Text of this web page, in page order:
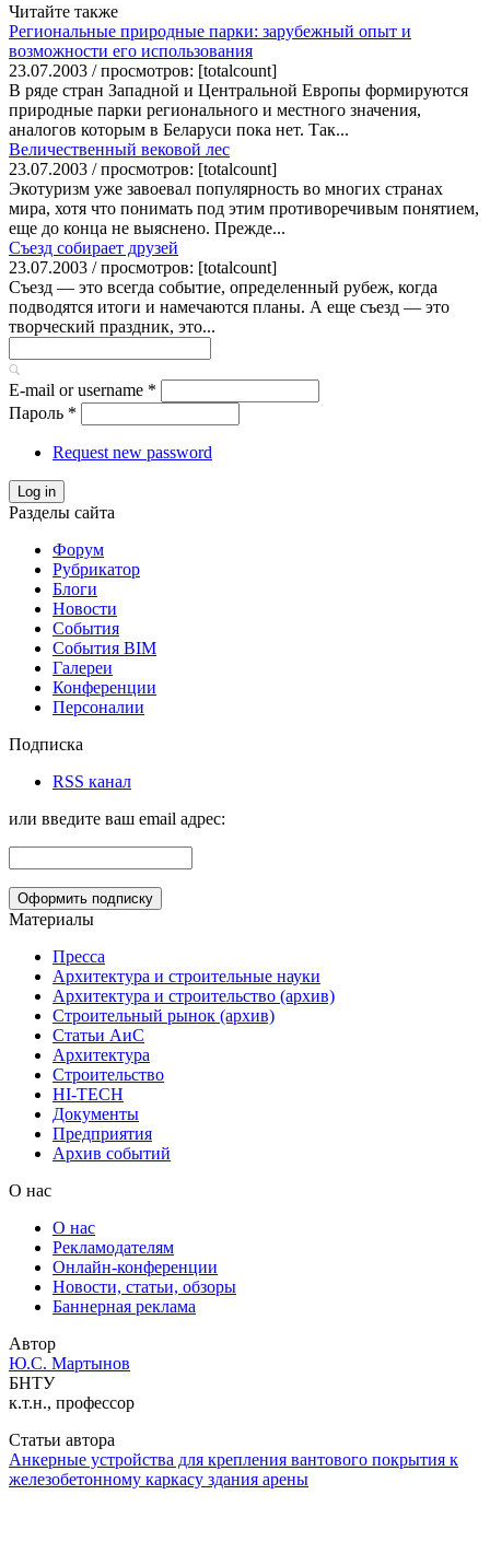
Читайте также
Региональные природные парки: зарубежный опыт и
возможности его использования
23.07.2003 / просмотров: [totalcount]
В ряде стран Западной и Центральной Европы формируются
природные парки регионального и местного значения,
аналогов которым в Беларуси пока нет. Так...
Величественный вековой лес
23.07.2003 / просмотров: [totalcount]
Экотуризм уже завоевал популярность во многих странах
мира, хотя что понимать под этим противоречивым понятием,
еще до конца не выяснено. Прежде...
Съезд собирает друзей
23.07.2003 / просмотров: [totalcount]
Съезд — это всегда событие, определенный рубеж, когда
подводятся итоги и намечаются планы. А еще съезд — это
творческий праздник, это...
E-mail or username *
Пароль *
Request new password
Log in
Разделы сайта
Форум
Рубрикатор
Блоги
Новости
События
События BIM
Галереи
Конференции
Персоналии
Подписка
RSS канал
или введите ваш email адрес:
Материалы
Пресса
Архитектура и строительные науки
Архитектура и строительство (архив)
Строительный рынок (архив)
Статьи АиС
Архитектура
Строительство
HI-TECH
Документы
Предприятия
Архив событий
О нас
О нас
Рекламодателям
Онлайн-конференции
Новости, статьи, обзоры
Баннерная реклама
Автор
Ю.С. Мартынов
БНТУ
к.т.н., профессор
Статьи автора
Анкерные устройства для крепления вантового покрытия к
железобетонному каркасу здания арены